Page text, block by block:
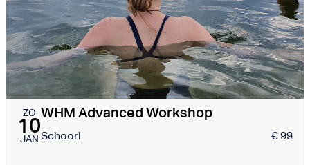
ZO
10
JAN
WHM Advanced Workshop
Schoorl € 99